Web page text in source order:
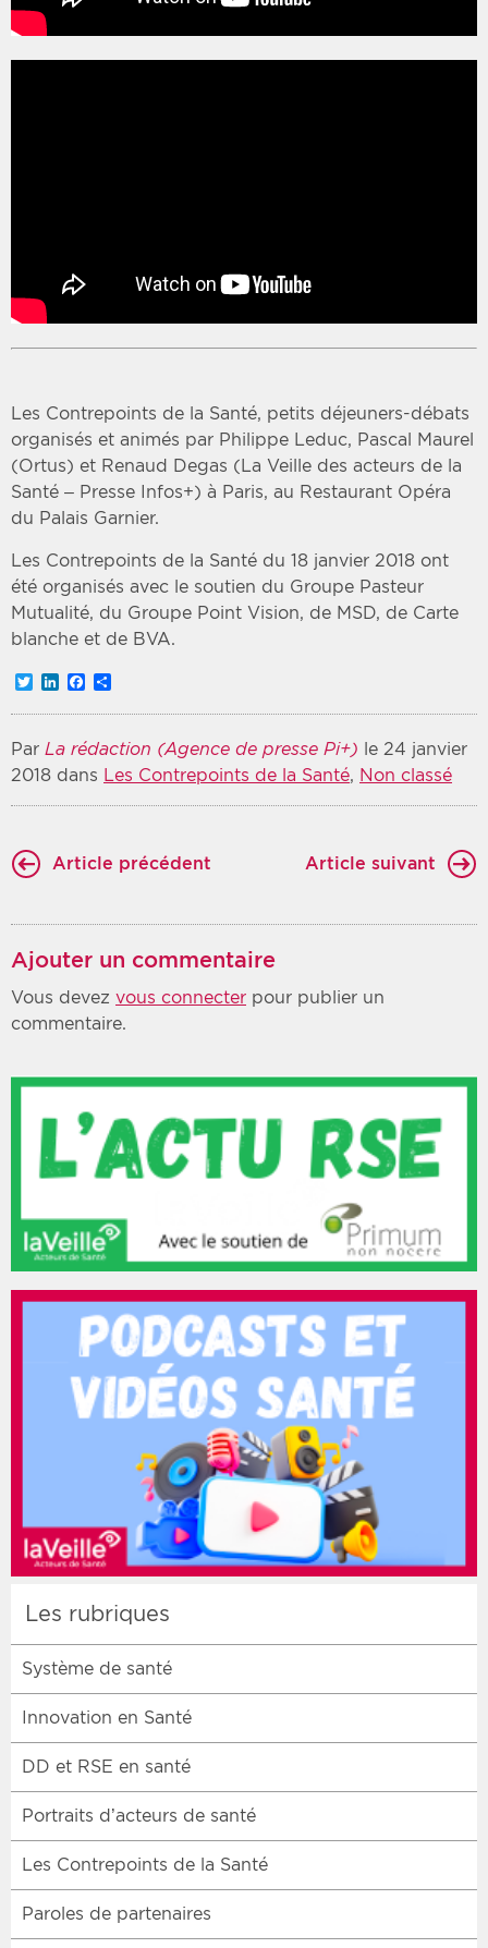
Les Contrepoints de la Santé, petits déjeuners-débats
organisés et animés par Philippe Leduc, Pascal Maurel
(Ortus) et Renaud Degas (La Veille des acteurs de la
Santé – Presse Infos+) à Paris, au Restaurant Opéra
du Palais Garnier.
Les Contrepoints de la Santé du 18 janvier 2018 ont
été organisés avec le soutien du Groupe Pasteur
Mutualité, du Groupe Point Vision, de MSD, de Carte
blanche et de BVA.
TwitterLinkedInFacebook
Par La rédaction (Agence de presse Pi+) le 24 janvier
2018 dans Les Contrepoints de la Santé, Non classé
Article précédent Article suivant
Ajouter un commentaire
Vous devez vous connecter pour publier un
commentaire.
Les rubriques
Système de santé
Innovation en Santé
DD et RSE en santé
Portraits d’acteurs de santé
Les Contrepoints de la Santé
Paroles de partenaires